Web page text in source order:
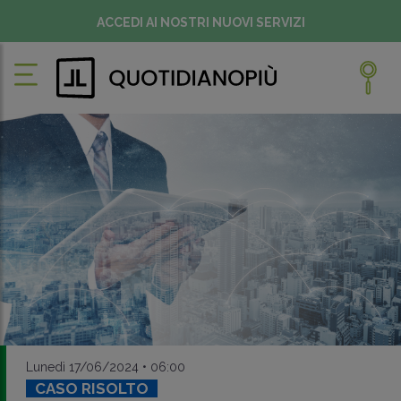
ACCEDI AI NOSTRI NUOVI SERVIZI
Lunedì 17/06/2024 • 06:00
CASO RISOLTO